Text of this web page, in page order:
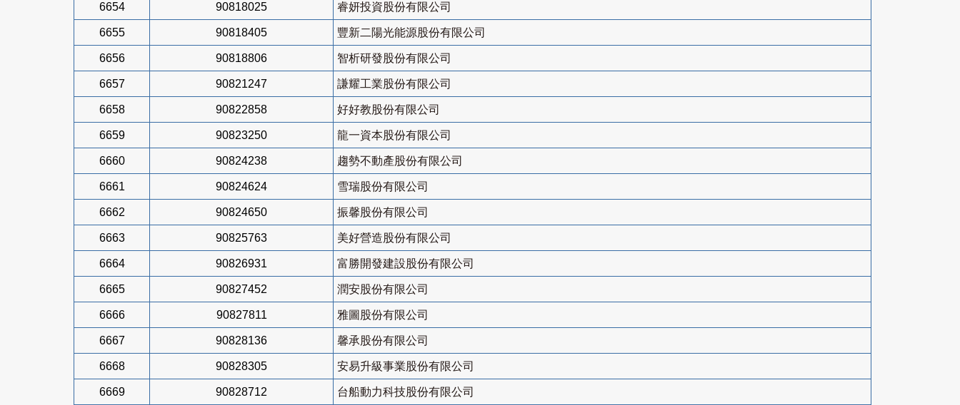
6654 90818025 睿妍投資股份有限公司
6655 90818405 豐新二陽光能源股份有限公司
6656 90818806 智析研發股份有限公司
6657 90821247 謙耀工業股份有限公司
6658 90822858 好好教股份有限公司
6659 90823250 龍一資本股份有限公司
6660 90824238 趨勢不動產股份有限公司
6661 90824624 雪瑞股份有限公司
6662 90824650 振馨股份有限公司
6663 90825763 美好營造股份有限公司
6664 90826931 富勝開發建設股份有限公司
6665 90827452 潤安股份有限公司
6666 90827811 雅圖股份有限公司
6667 90828136 馨承股份有限公司
6668 90828305 安易升級事業股份有限公司
6669 90828712 台船動力科技股份有限公司